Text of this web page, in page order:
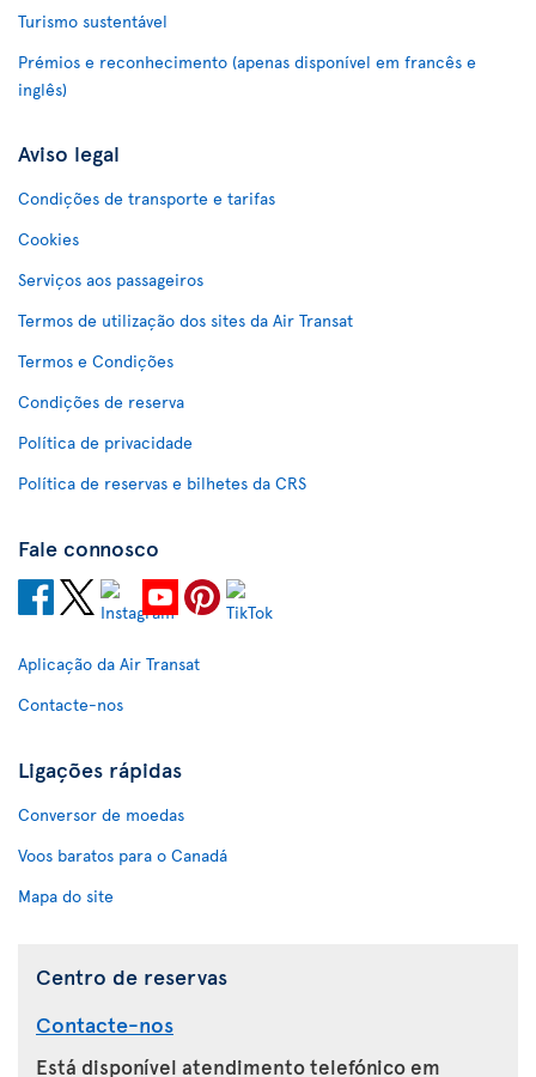
Turismo sustentável
Prémios e reconhecimento (apenas disponível em francês e
inglês)
Aviso legal
Condições de transporte e tarifas
Cookies
Serviços aos passageiros
Termos de utilização dos sites da Air Transat
Termos e Condições
Condições de reserva
Política de privacidade
Política de reservas e bilhetes da CRS
Fale connosco
Aplicação da Air Transat
Contacte-nos
Ligações rápidas
Conversor de moedas
Voos baratos para o Canadá
Mapa do site
Centro de reservas
Contacte-nos
Está disponível atendimento telefónico em